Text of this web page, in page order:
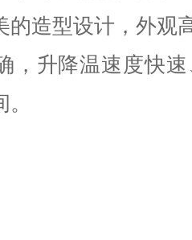
的造型设计，外观
，升降温速度快